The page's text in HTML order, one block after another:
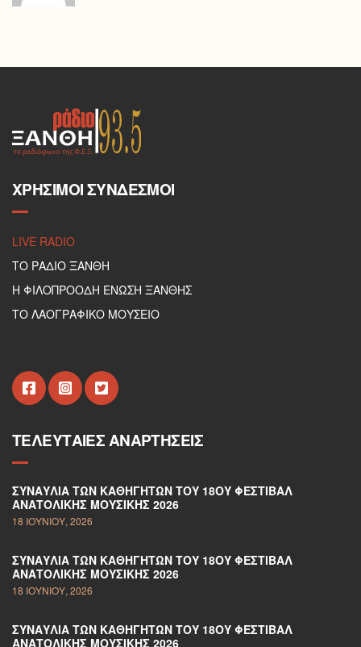
ΧΡΉΣΙΜΟΙ ΣΎΝΔΕΣΜΟΙ
LIVE RADIO
ΤΟ ΡΑΔΙΟ ΞΑΝΘΗ
Η ΦΙΛΟΠΡΟΟΔΗ ΕΝΩΣΗ ΞΑΝΘΗΣ
ΤΟ ΛΑΟΓΡΑΦΙΚΟ ΜΟΥΣΕΙΟ
ΤΕΛΕΥΤΑΊΕΣ ΑΝΑΡΤΉΣΕΙΣ
ΣΥΝΑΥΛΊΑ ΤΩΝ ΚΑΘΗΓΗΤΏΝ ΤΟΥ 18ΟΥ ΦΕΣΤΙΒΆΛ
ΑΝΑΤΟΛΙΚΉΣ ΜΟΥΣΙΚΉΣ 2026
18 ΙΟΥΝΊΟΥ, 2026
ΣΥΝΑΥΛΊΑ ΤΩΝ ΚΑΘΗΓΗΤΏΝ ΤΟΥ 18ΟΥ ΦΕΣΤΙΒΆΛ
ΑΝΑΤΟΛΙΚΉΣ ΜΟΥΣΙΚΉΣ 2026
18 ΙΟΥΝΊΟΥ, 2026
ΣΥΝΑΥΛΊΑ ΤΩΝ ΚΑΘΗΓΗΤΏΝ ΤΟΥ 18ΟΥ ΦΕΣΤΙΒΆΛ
ΑΝΑΤΟΛΙΚΉΣ ΜΟΥΣΙΚΉΣ 2026